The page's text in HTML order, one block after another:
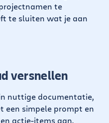
te
te sluiten wat je aan
versnellen
nuttige documentatie,
een simpele prompt en
actie-items aan.